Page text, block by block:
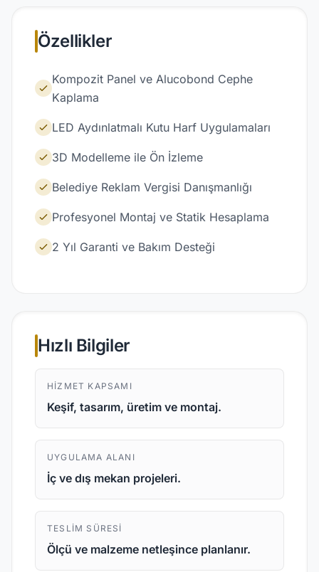
Özellikler
Kompozit Panel ve Alucobond Cephe
Kaplama
LED Aydınlatmalı Kutu Harf Uygulamaları
3D Modelleme ile Ön İzleme
Belediye Reklam Vergisi Danışmanlığı
Profesyonel Montaj ve Statik Hesaplama
2 Yıl Garanti ve Bakım Desteği
Hızlı Bilgiler
HIZMET KAPSAMI
Keşif, tasarım, üretim ve montaj.
UYGULAMA ALANI
İç ve dış mekan projeleri.
TESLIM SÜRESI
Ölçü ve malzeme netleşince planlanır.